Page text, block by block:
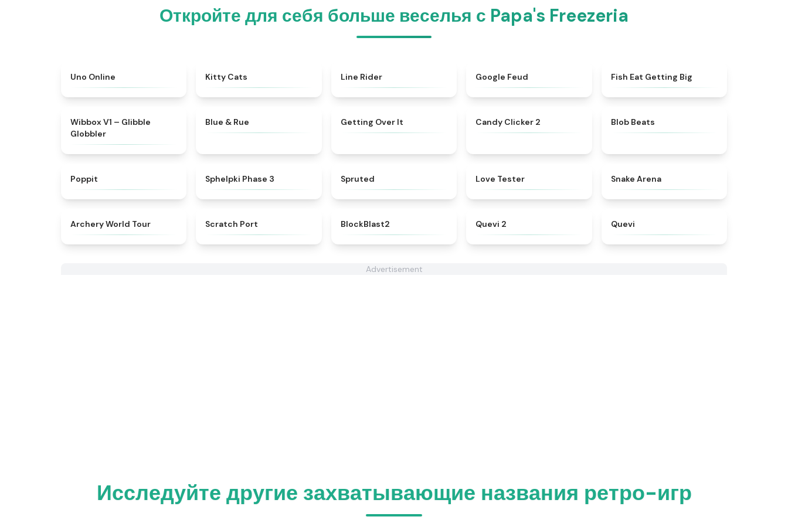
Откройте для себя больше веселья с Papa's Freezeria
Uno Online Kitty Cats Line Rider Google Feud Fish Eat Getting Big
Wibbox V1 – Glibble
Globbler
Blue & Rue Getting Over It Candy Clicker 2 Blob Beats​
Poppit​ Sphelpki Phase 3 Spruted Love Tester Snake Arena
Archery World Tour Scratch Port BlockBlast2 Quevi 2 Quevi
Advertisement
Исследуйте другие захватывающие названия ретро-игр